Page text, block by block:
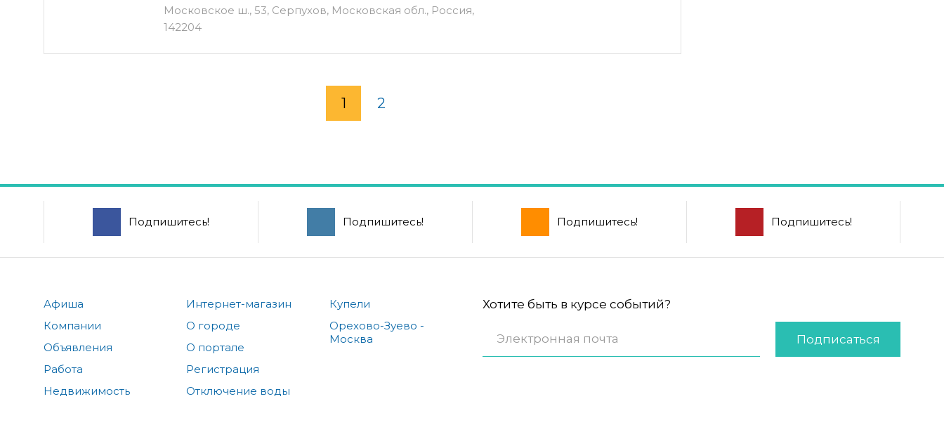
Московское ш., 53, Серпухов, Московская обл., Россия,
142204
1 2
Подпишитесь! Подпишитесь! Подпишитесь! Подпишитесь!
Афиша
Компании
Объявления
Работа
Недвижимость
Интернет-магазин
О городе
О портале
Регистрация
Отключение воды
Купели
Орехово-Зуево -
Москва
Хотите быть в курсе событий?
Подписаться